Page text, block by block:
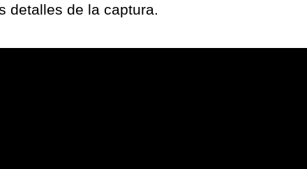
detalles de la captura.